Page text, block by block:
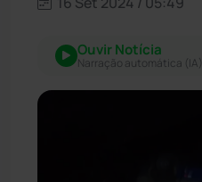
Ouvir Notícia
Narração automática (IA)